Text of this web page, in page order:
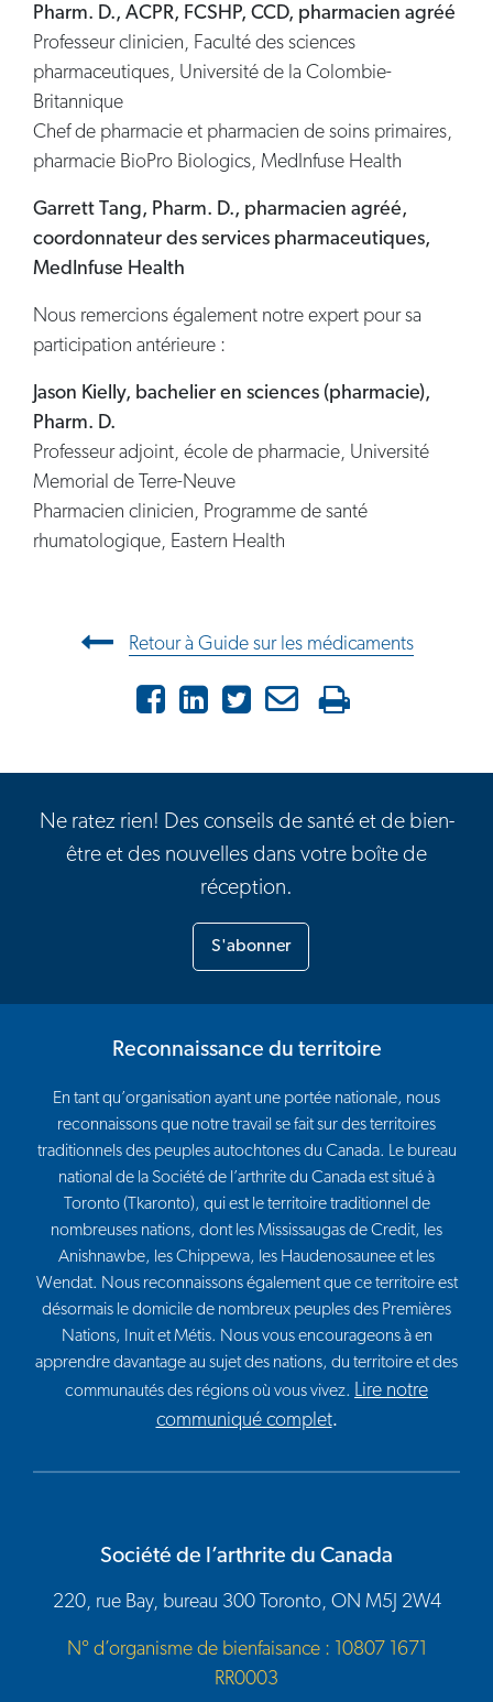
Pharm. D., ACPR, FCSHP, CCD, pharmacien agréé
Professeur clinicien, Faculté des sciences
pharmaceutiques, Université de la Colombie-
Britannique
Chef de pharmacie et pharmacien de soins primaires,
pharmacie BioPro Biologics, MedInfuse Health
Garrett Tang, Pharm. D., pharmacien agréé,
coordonnateur des services pharmaceutiques,
MedInfuse Health
Nous remercions également notre expert pour sa
participation antérieure :
Jason Kielly, bachelier en sciences (pharmacie),
Pharm. D.
Professeur adjoint, école de pharmacie, Université
Memorial de Terre-Neuve
Pharmacien clinicien, Programme de santé
rhumatologique, Eastern Health
Navigation entre les articles
Retour à Guide sur les médicaments
FacebookLinkedIn
X Courriel
Ne ratez rien! Des conseils de santé et de bien-
être et des nouvelles dans votre boîte de
réception.
S'abonner
Reconnaissance du territoire
En tant qu’organisation ayant une portée nationale, nous
reconnaissons que notre travail se fait sur des territoires
traditionnels des peuples autochtones du Canada. Le bureau
national de la Société de l’arthrite du Canada est situé à
Toronto (Tkaronto), qui est le territoire traditionnel de
nombreuses nations, dont les Mississaugas de Credit, les
Anishnawbe, les Chippewa, les Haudenosaunee et les
Wendat. Nous reconnaissons également que ce territoire est
désormais le domicile de nombreux peuples des Premières
Nations, Inuit et Métis. Nous vous encourageons à en
apprendre davantage au sujet des nations, du territoire et des
communautés des régions où vous vivez. Lire notre
communiqué complet.
Société de l’arthrite du Canada
220, rue Bay, bureau 300 Toronto, ON M5J 2W4
N° d’organisme de bienfaisance : 10807 1671
RR0003